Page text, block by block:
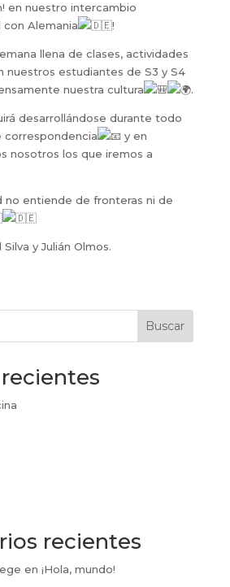
en nuestro intercambio
Alemania
!
llena de clases, actividades
nuestros estudiantes de S3 y S4
nuestra cultura
.
desarrollándose durante todo
correspondencia
y en
nosotros los que iremos a
no entiende de fronteras ni de
y Julián Olmos.
Buscar
recientes
en ¡Hola, mundo!